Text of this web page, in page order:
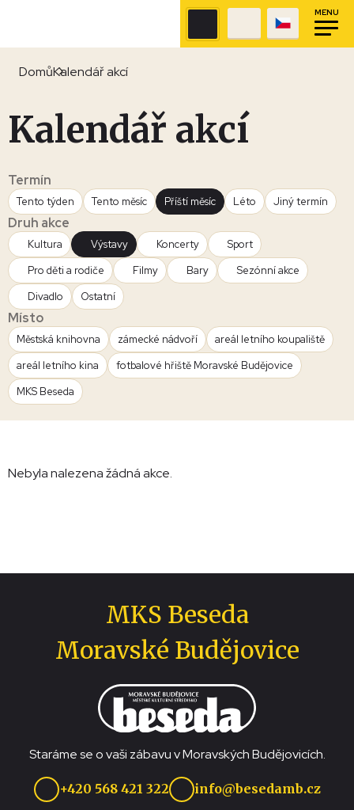
MENU
DomůKalendář akcí
Kalendář akcí
Termín
Tento týden Tento měsíc Příští měsíc Léto Jiný termín
Druh akce
Kultura Výstavy Koncerty
Sport
Pro děti a rodiče
Filmy Bary
Sezónní akce
Divadlo
Ostatní
Místo
Městská knihovna zámecké nádvoří
areál letního koupaliště
areál letního kina
fotbalové hřiště Moravské Budějovice
MKS Beseda
Nebyla nalezena žádná akce.
MKS Beseda
Moravské Budějovice
Staráme se o vaši zábavu v Moravských Budějovicích.
+420 568 421 322 info@besedamb.cz